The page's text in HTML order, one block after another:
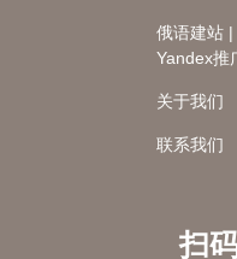
俄语建站 |
Yandex推
关于我们
联系我们
扫